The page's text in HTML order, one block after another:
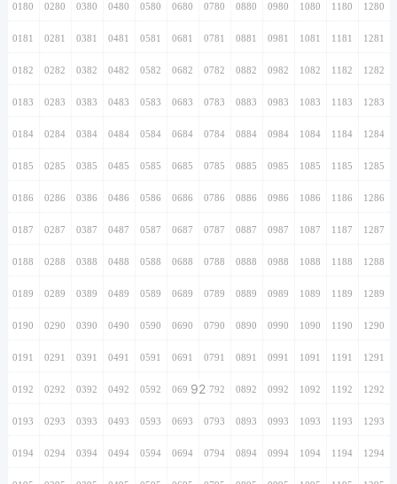
0180 0280 0380 0480 0580 0680 0780 0880 0980 1080 1180 1280
0181 0281 0381 0481 0581 0681 0781 0881 0981 1081 1181 1281
0182 0282 0382 0482 0582 0682 0782 0882 0982 1082 1182 1282
0183 0283 0383 0483 0583 0683 0783 0883 0983 1083 1183 1283
0184 0284 0384 0484 0584 0684 0784 0884 0984 1084 1184 1284
0185 0285 0385 0485 0585 0685 0785 0885 0985 1085 1185 1285
0186 0286 0386 0486 0586 0686 0786 0886 0986 1086 1186 1286
0187 0287 0387 0487 0587 0687 0787 0887 0987 1087 1187 1287
0188 0288 0388 0488 0588 0688 0788 0888 0988 1088 1188 1288
0189 0289 0389 0489 0589 0689 0789 0889 0989 1089 1189 1289
0190 0290 0390 0490 0590 0690 0790 0890 0990 1090 1190 1290
0191 0291 0391 0491 0591 0691 0791 0891 0991 1091 1191 1291
0192 0292 0392 0492 0592 0692920792 0892 0992 1092 1192 1292
0193 0293 0393 0493 0593 0693 0793 0893 0993 1093 1193 1293
0194 0294 0394 0494 0594 0694 0794 0894 0994 1094 1194 1294